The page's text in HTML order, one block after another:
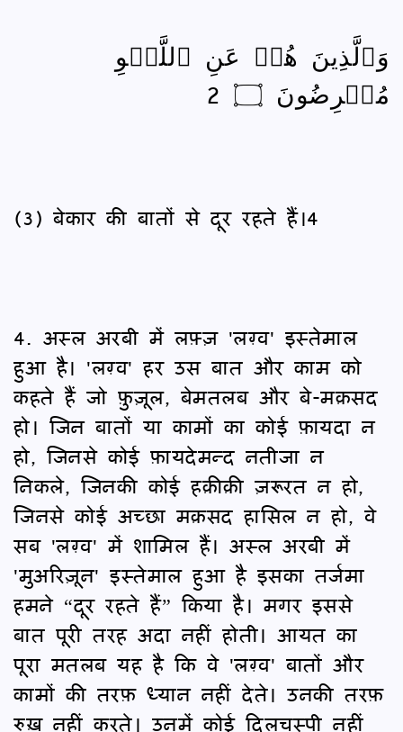
وَٱلَّذِينَ هُمۡ عَنِ ٱللَّغۡوِ
مُعۡرِضُونَ ۝ 2
(3) बेकार की बातों से दूर रहते हैं।4
4. अस्ल अरबी में लफ़्ज़ 'लग़्व' इस्तेमाल
हुआ है। 'लग़्व' हर उस बात और काम को
कहते हैं जो फ़ुज़ूल, बेमतलब और बे-मक़सद
हो। जिन बातों या कामों का कोई फ़ायदा न
हो, जिनसे कोई फ़ायदेमन्द नतीजा न
निकले, जिनकी कोई हक़ीक़ी ज़रूरत न हो,
जिनसे कोई अच्छा मक़सद हासिल न हो, वे
सब 'लग़्व' में शामिल हैं। अस्ल अरबी में
'मुअरिज़ून' इस्तेमाल हुआ है इसका तर्जमा
हमने “दूर रहते हैं” किया है। मगर इससे
बात पूरी तरह अदा नहीं होती। आयत का
पूरा मतलब यह है कि वे 'लग़्व' बातों और
कामों की तरफ़ ध्यान नहीं देते। उनकी तरफ़
रुख़ नहीं करते। उनमें कोई दिलचस्पी नहीं